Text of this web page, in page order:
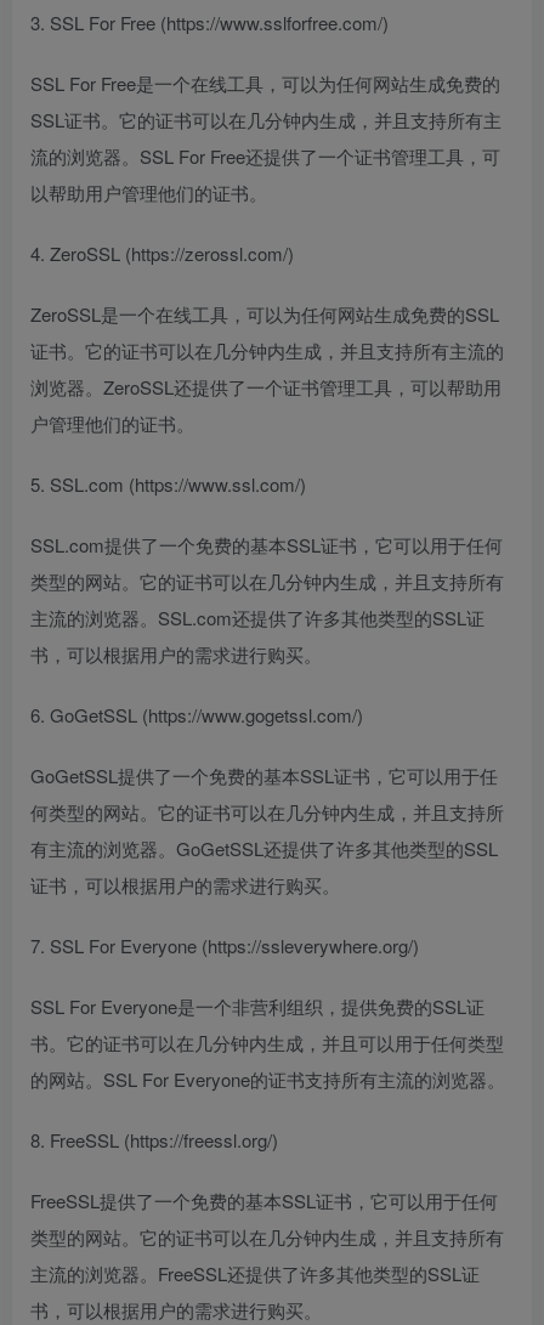
3. SSL For Free (https://www.sslforfree.com/)
SSL For Free是一个在线工具，可以为任何网站生成免费的
SSL证书。它的证书可以在几分钟内生成，并且支持所有主
流的浏览器。SSL For Free还提供了一个证书管理工具，可
以帮助用户管理他们的证书。
4. ZeroSSL (https://zerossl.com/)
ZeroSSL是一个在线工具，可以为任何网站生成免费的SSL
证书。它的证书可以在几分钟内生成，并且支持所有主流的
浏览器。ZeroSSL还提供了一个证书管理工具，可以帮助用
户管理他们的证书。
5. SSL.com (https://www.ssl.com/)
SSL.com提供了一个免费的基本SSL证书，它可以用于任何
类型的网站。它的证书可以在几分钟内生成，并且支持所有
主流的浏览器。SSL.com还提供了许多其他类型的SSL证
书，可以根据用户的需求进行购买。
6. GoGetSSL (https://www.gogetssl.com/)
GoGetSSL提供了一个免费的基本SSL证书，它可以用于任
何类型的网站。它的证书可以在几分钟内生成，并且支持所
有主流的浏览器。GoGetSSL还提供了许多其他类型的SSL
证书，可以根据用户的需求进行购买。
7. SSL For Everyone (https://ssleverywhere.org/)
SSL For Everyone是一个非营利组织，提供免费的SSL证
书。它的证书可以在几分钟内生成，并且可以用于任何类型
的网站。SSL For Everyone的证书支持所有主流的浏览器。
8. FreeSSL (https://freessl.org/)
FreeSSL提供了一个免费的基本SSL证书，它可以用于任何
类型的网站。它的证书可以在几分钟内生成，并且支持所有
主流的浏览器。FreeSSL还提供了许多其他类型的SSL证
书，可以根据用户的需求进行购买。